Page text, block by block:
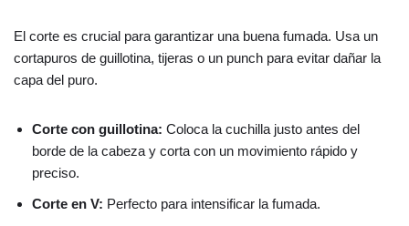
El corte es crucial para garantizar una buena fumada. Usa un
cortapuros de guillotina, tijeras o un punch para evitar dañar la
capa del puro.
Corte con guillotina: Coloca la cuchilla justo antes del
borde de la cabeza y corta con un movimiento rápido y
preciso.
Corte en V: Perfecto para intensificar la fumada.